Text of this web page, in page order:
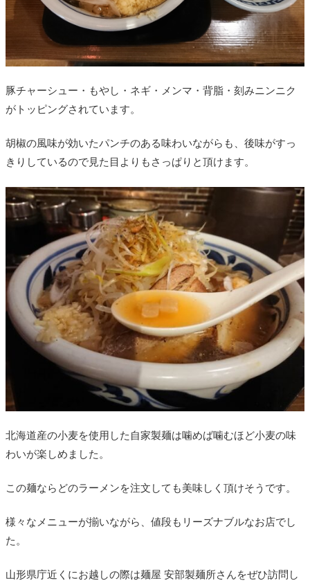
豚チャーシュー・もやし・ネギ・メンマ・背脂・刻みニンニク
がトッピングされています。
胡椒の風味が効いたパンチのある味わいながらも、後味がすっ
きりしているので見た目よりもさっぱりと頂けます。
北海道産の小麦を使用した自家製麺は噛めば噛むほど小麦の味
わいが楽しめました。
この麺ならどのラーメンを注文しても美味しく頂けそうです。
様々なメニューが揃いながら、値段もリーズナブルなお店でし
た。
山形県庁近くにお越しの際は麺屋 安部製麺所さんをぜひ訪問し